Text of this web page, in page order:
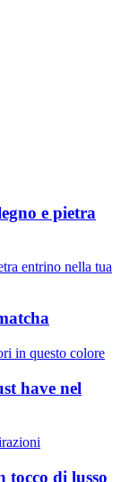
e pietra
entrino nella tua
in questo colore
have nel
tocco di lusso